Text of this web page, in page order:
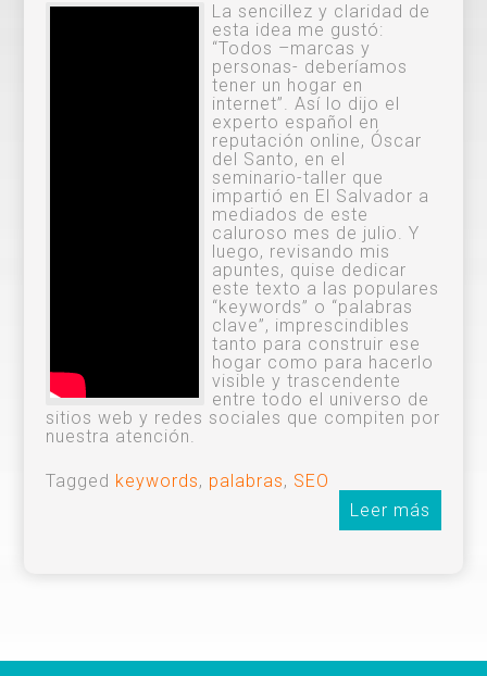
La sencillez y claridad de
esta idea me gustó:
“Todos –marcas y
personas- deberíamos
tener un hogar en
internet”. Así lo dijo el
experto español en
reputación online, Óscar
del Santo, en el
seminario-taller que
impartió en El Salvador a
mediados de este
caluroso mes de julio. Y
luego, revisando mis
apuntes, quise dedicar
este texto a las populares
“keywords” o “palabras
clave”, imprescindibles
tanto para construir ese
hogar como para hacerlo
visible y trascendente
entre todo el universo de
sitios web y redes sociales que compiten por
nuestra atención.
Tagged keywords, palabras, SEO
Leer más